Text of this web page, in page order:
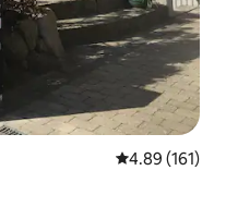
Calificación
4.89 (161)